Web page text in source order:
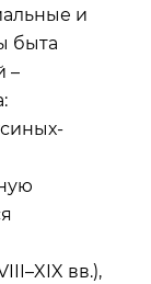
и
быта
–
вв.),